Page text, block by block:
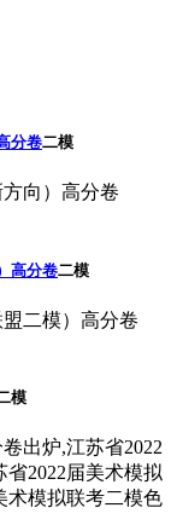
分卷二模
向）高分卷
高分卷二模
二模）高分卷
模
出炉,江苏省2022
2022届美术模拟
术模拟联考二模色